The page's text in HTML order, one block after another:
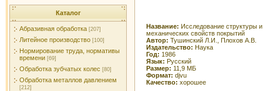
Каталог
Абразивная обработка [207]
Литейное производство [100]
Нормирование труда, нормативы
времени [69]
Обработка зубчатых колес [80]
Обработка металлов давлением
[212]
Название: Исследование структуры
механических свойств покрытий
Автор: Тушинский Л.И., Плохов А.В.
Издательство: Наука
Год: 1986
Язык: Русский
Размер: 11,9 МБ
Формат: djvu
Качество: хорошее